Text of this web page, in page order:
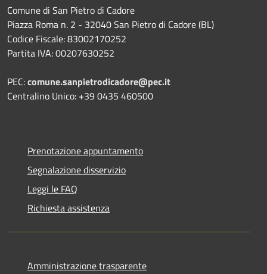
Comune di San Pietro di Cadore
Piazza Roma n. 2 - 32040 San Pietro di Cadore (BL)
Codice Fiscale: 83002170252
Partita IVA: 00207630252
PEC:comune.sanpietrodicadore@pec.it
Centralino Unico: +39 0435 460500
Prenotazione appuntamento
Segnalazione disservizio
Leggi le FAQ
Richiesta assistenza
Amministrazione trasparente